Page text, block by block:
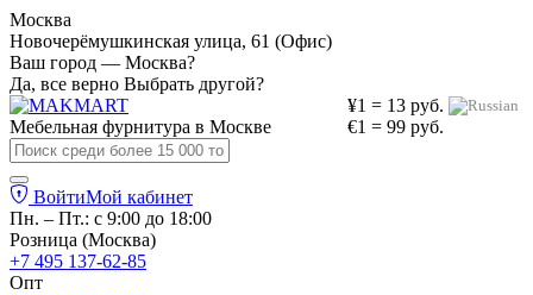
Москва
Новочерёмушкинская улица, 61 (Офис)
Ваш город — Москва?
Да, все верно Выбрать другой?
¥1 = 13 руб.
€1 = 99 руб.
Мебельная фурнитура в Москве
ВойтиМой кабинет
Пн. – Пт.: с 9:00 до 18:00
Розница (Москва)
+7 495 137-62-85
Опт